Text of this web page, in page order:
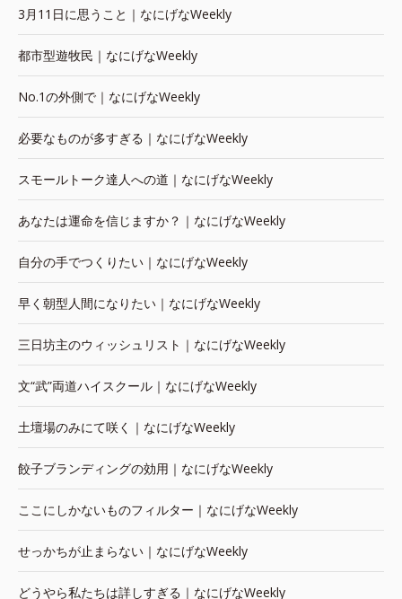
3月11日に思うこと｜なにげなWeekly
都市型遊牧民｜なにげなWeekly
No.1の外側で｜なにげなWeekly
必要なものが多すぎる｜なにげなWeekly
スモールトーク達人への道｜なにげなWeekly
あなたは運命を信じますか？｜なにげなWeekly
自分の手でつくりたい｜なにげなWeekly
早く朝型人間になりたい｜なにげなWeekly
三日坊主のウィッシュリスト｜なにげなWeekly
文“武”両道ハイスクール｜なにげなWeekly
土壇場のみにて咲く｜なにげなWeekly
餃子ブランディングの効用｜なにげなWeekly
ここにしかないものフィルター｜なにげなWeekly
せっかちが止まらない｜なにげなWeekly
どうやら私たちは詳しすぎる｜なにげなWeekly